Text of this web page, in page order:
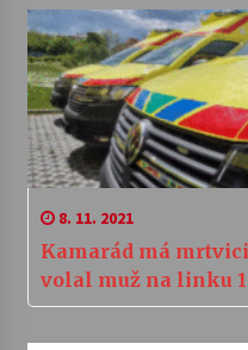
8. 11. 2021
Kamarád má
volal muž na linku